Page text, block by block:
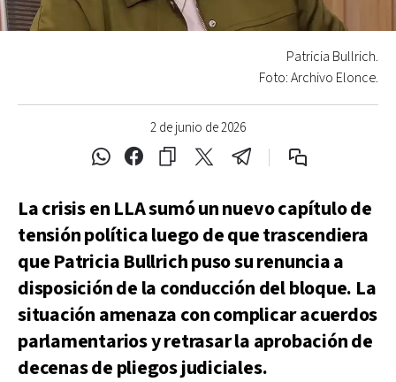
2 de junio de 2026
Patricia Bullrich.
Foto: Archivo Elonce.
La crisis en LLA sumó un nuevo capítulo de
tensión política luego de que trascendiera
que Patricia Bullrich puso su renuncia a
disposición de la conducción del bloque. La
situación amenaza con complicar acuerdos
parlamentarios y retrasar la aprobación de
decenas de pliegos judiciales.